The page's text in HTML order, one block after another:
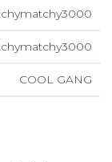
COOL GANG